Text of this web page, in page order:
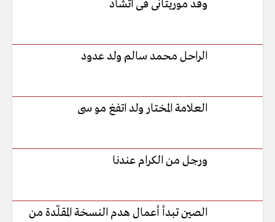
وفد موريتانى فى اتشاد
الراحل محمد سالم ولد عدود
العلامة المختار ولد اتفغ مو سى
ورجل من الكرام عندنا
الصين تبدأ أعمال هدم النسخة المقلّدة من